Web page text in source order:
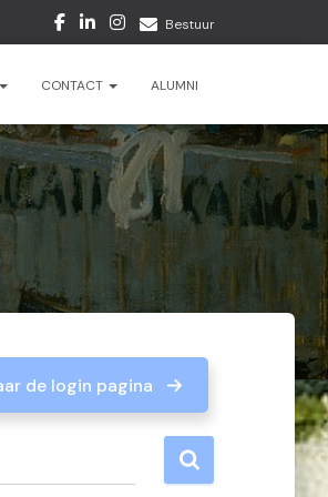
Bestuur
CONTACT ALUMNI
de login pagina